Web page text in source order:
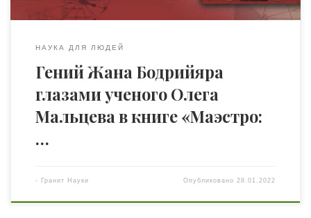
НАУКА ДЛЯ ЛЮДЕЙ
Гений Жана Бодрийяра
глазами ученого Олега
Мальцева в книге «Маэстро:
…
- Гранит Науки Опубликовано 28.01.2022